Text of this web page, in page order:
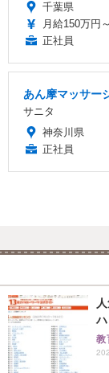
千葉県
月給150万円～
正社員
あん摩マッサー
サニタ
神奈川県
正社員
教